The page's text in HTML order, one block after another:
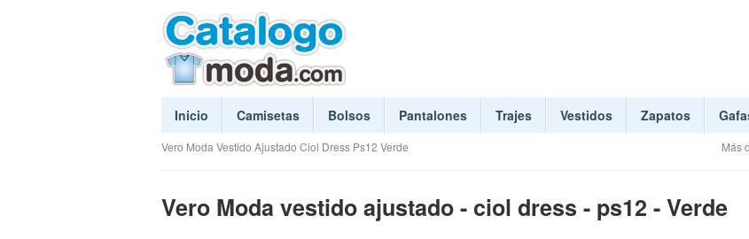
Inicio Camisetas Bolsos Pantalones Trajes Vestidos Zapatos
Vero Moda Vestido Ajustado Ciol Dress Ps12 Verde Más
Vero Moda vestido ajustado - ciol dress - ps12 - Verde